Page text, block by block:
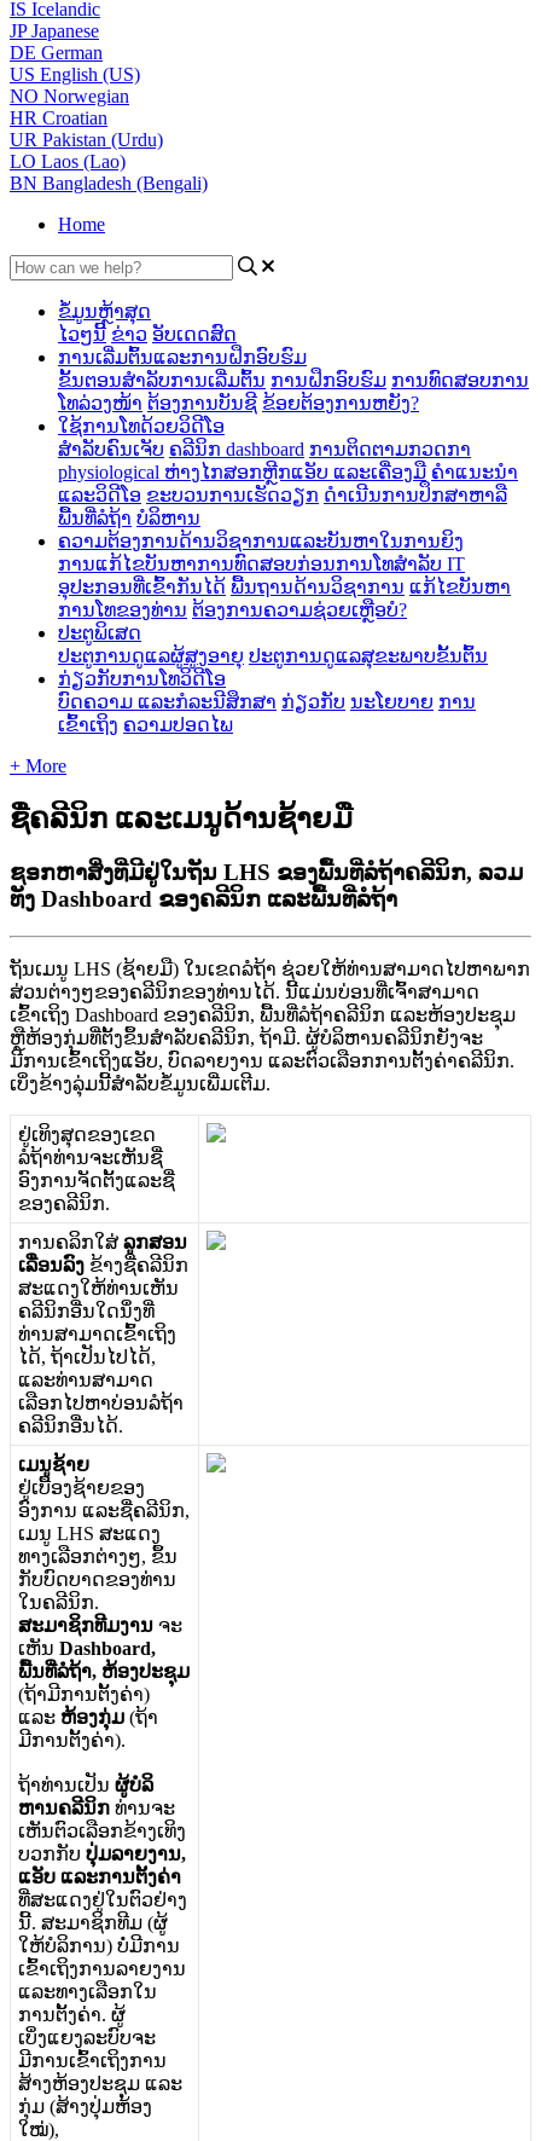
IS Icelandic
JPJapanese
DE German
US English (US)
NO Norwegian
HR Croatian
UR Pakistan (Urdu)
LO Laos (Lao)
BN Bangladesh (Bengali)
Home
ຂໍ້ມູນຫຼ້າສຸດ
ໄວໆນີ້ ຂ່າວ ອັບເດດສົດ
ການເລີ່ມຕົ້ນແລະການຝຶກອົບຮົມ
ຂັ້ນຕອນສໍາລັບການເລີ່ມຕົ້ນ ການຝຶກອົບຮົມ ການທົດສອບການ
ໂທລ່ວງໜ້າ ຕ້ອງການບັນຊີ ຂ້ອຍຕ້ອງການຫຍັງ?
ໃຊ້ການໂທດ້ວຍວິດີໂອ
ສໍາລັບຄົນເຈັບ ຄລີນິກ dashboard ການ​ຕິດ​ຕາມ​ກວດ​ກາ
physiological ຫ່າງ​ໄກ​ສອກ​ຫຼີກ​ແອັບ ແລະເຄື່ອງມື ຄຳແນະນຳ
ແລະວິດີໂອ ຂະບວນການເຮັດວຽກ ດໍາເນີນການປຶກສາຫາລື
ພື້ນທີ່ລໍຖ້າ ບໍລິຫານ
ຄວາມຕ້ອງການດ້ານວິຊາການແລະບັນຫາໃນການຍິງ
ການ​ແກ້​ໄຂ​ບັນ​ຫາ​ການ​ທົດ​ສອບ​ກ່ອນ​ການ​ໂທ​ສໍາລັບ IT
ອຸປະກອນທີ່ເຂົ້າກັນໄດ້ ພື້ນຖານດ້ານວິຊາການ ແກ້ໄຂບັນຫາ
ການໂທຂອງທ່ານ ຕ້ອງການຄວາມຊ່ວຍເຫຼືອບໍ?
ປະຕູພິເສດ
ປະຕູການດູແລຜູ້ສູງອາຍຸ ປະຕູການດູແລສຸຂະພາບຂັ້ນຕົ້ນ
ກ່ຽວກັບການໂທວິດີໂອ
ບົດຄວາມ ແລະກໍລະນີສຶກສາ ກ່ຽວກັບ ນະໂຍບາຍ ການ
ເຂົ້າເຖິງ ຄວາມປອດໄພ
+ More
ຊື່ຄລີນິກ ແລະເມນູດ້ານຊ້າຍມື
ຊອກຫາສິ່ງທີ່ມີຢູ່ໃນຖັນ LHS ຂອງພື້ນທີ່ລໍຖ້າຄລີນິກ, ລວມ
ທັງ Dashboard ຂອງຄລີນິກ ແລະພື້ນທີ່ລໍຖ້າ
ຖນເມນ LHS (ຊາຍມ) ໃນເຂດລຖາ ຊວຍໃຫທານສາມາດໄປຫາພາກ
ສວນຕາງໆຂອງຄລນກຂອງທານໄດ. ນແມນບອນທເຈາສາມາດ
ເຂາເຖງ Dashboard ຂອງຄລນກ, ພນທລຖາຄລນກ ແລະຫອງປະຊມ
ຫຫອງກມທຕງຂນສາລບຄລນກ, ຖາມ. ຜບລຫານຄລນກຍງຈະ
ມການເຂາເຖງແອບ, ບດລາຍງານ ແລະຕວເລອກການຕງຄາຄລນກ.
ເບງຂາງລມນສາລບຂມນເພມເຕມ.
ຢເທງສດຂອງເຂດ
ລຖາທານຈະເຫນຊ
ອງການຈດຕງແລະຊ
ຂອງຄລນກ.
ການຄລກໃສ ລກສອນ
ເລອນລງ ຂາງຊຄລນກ
ສະແດງໃຫທານເຫນ
ຄລນກອນໃດນງທ
ທານສາມາດເຂາເຖງ
ໄດ, ຖາເປນໄປໄດ,
ແລະທານສາມາດ
ເລອກໄປຫາບອນລຖາ
ຄລນກອນໄດ.
ເມນຊາຍ
ຢເບອງຊາຍຂອງ
ອງການ ແລະຊຄລນກ,
ເມນ LHS ສະແດງ
ທາງເລອກຕາງໆ, ຂນ
ກບບດບາດຂອງທານ
ໃນຄລນກ.
ສະມາຊກທມງານ ຈະ
ເຫນ Dashboard,
ພນທລຖາ, ຫອງປະຊມ
(ຖາມການຕງຄາ)
ແລະ ຫອງກມ (ຖາ
ມການຕງຄາ).
ຖາທານເປນ ຜບລ
ຫານຄລນກ ທານຈະ
ເຫນຕວເລອກຂາງເທງ
ບວກກບ ປມລາຍງານ,
ແອບ ແລະການຕງຄາ
ທສະແດງຢໃນຕວຢາງ
ນ. ສະມາຊກທມ (ຜ
ໃຫບລການ) ບມການ
ເຂາເຖງການລາຍງານ
ແລະທາງເລອກໃນ
ການຕງຄາ. ຜ
ເບງແຍງລະບບຈະ
ມການເຂາເຖງການ
ສາງຫອງປະຊມ ແລະ
ກມ (ສາງປມຫອງ
ໃໝ),